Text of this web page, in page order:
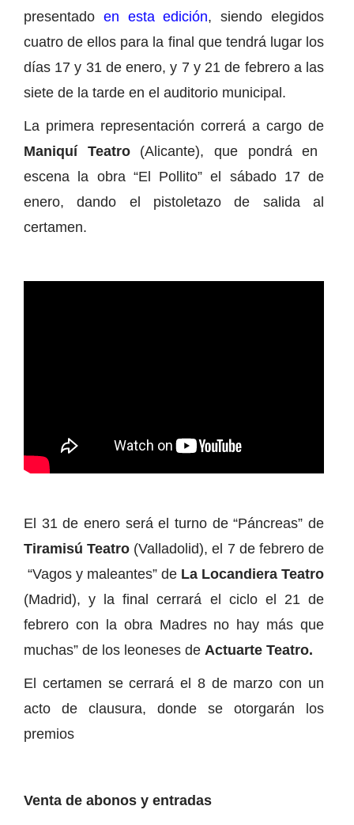
presentado en esta edición, siendo elegidos
cuatro de ellos para la final que tendrá lugar los
días 17 y 31 de enero, y 7 y 21 de febrero a las
siete de la tarde en el auditorio municipal.
La primera representación correrá a cargo de
Maniquí Teatro(Alicante), que pondrá en
escena la obra “El Pollito” el sábado 17 de
enero, dando el pistoletazo de salida al
certamen.
El 31 de enero será el turno de “Páncreas” de
Tiramisú Teatro (Valladolid), el 7 de febrero de
“Vagos y maleantes” de La Locandiera Teatro
(Madrid), y la final cerrará el ciclo el 21 de
febrero con la obra Madres no hay más que
muchas” de los leoneses de Actuarte Teatro.
El certamen se cerrará el 8 de marzo con un
acto de clausura, donde se otorgarán los
premios
Venta de abonos y entradas